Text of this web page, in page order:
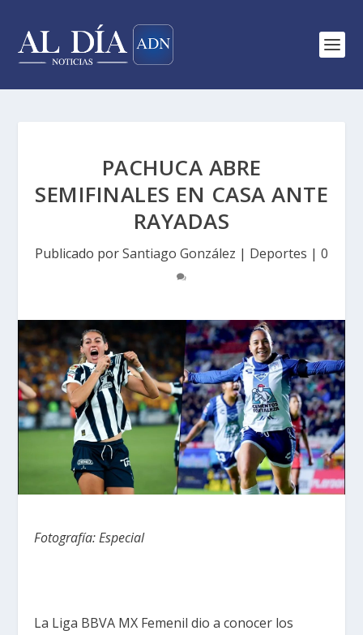
PACHUCA ABRE
SEMIFINALES EN CASA ANTE
RAYADAS
Publicado porSantiago González | Deportes | 0
Fotografía: Especial
La Liga BBVA MX Femenil dio a conocer los